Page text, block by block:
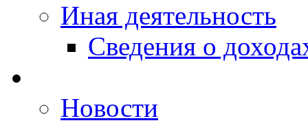
Иная деятельность
Сведения о
Новости